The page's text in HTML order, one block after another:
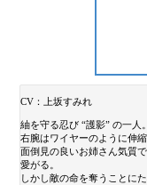
CV：上坂すみれ
紬を守る忍び “護影” の一人
右腕はワイヤーのように伸
面倒見の良いお姉さん気質
愛がる。
しかし敵の命を奪うことに